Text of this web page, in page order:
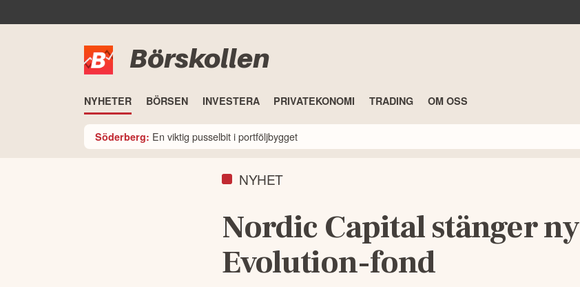
Börskollen
NYHETER BÖRSEN INVESTERA PRIVATEKONOMI TRADING OM OSS
Söderberg: En viktig pusselbit i portföljbygget
NYHET
Nordic Capital stänger ny
Evolution-fond